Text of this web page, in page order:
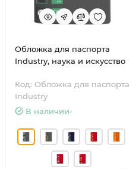
Обложка для паспорта
Industry, наука и искусство
Код: Обложка для паспорта
Industry
В наличии-